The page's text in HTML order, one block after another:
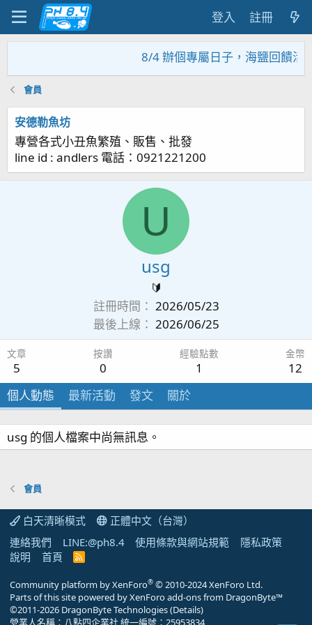
登入 註冊
8/4 辦個專屬日子，海鹽回饋活
會員
安德勒魚坊
專營各式小丑魚繁殖、販售、批發
line id : andlers 電話：0921221200
U
usg
🔰
註冊時間
2026/05/23
最後上線
2026/06/25
文章
5
按讚
0
經驗點數
1
金幣
12
個人動態
最新活動 發文 關於
usg 的個人檔案中尚無訊息。
會員
白天清晰模式
正體中文（台灣）
連絡我們
LINE:@ph8.4 使用條款與網站規範
隱私政策
說明
首頁
R
Community platform by XenForo® © 2010-2024 XenForo Ltd.
Parts of this site powered byXenForo add-ons from DragonByte™
©2011-2026 DragonByte Technologies(Details)
營業人名稱：八點四企業社 統一編號：25953834